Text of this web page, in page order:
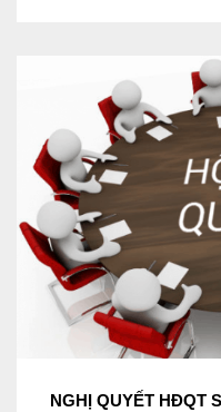
NGHỊ QUYẾT HĐQT